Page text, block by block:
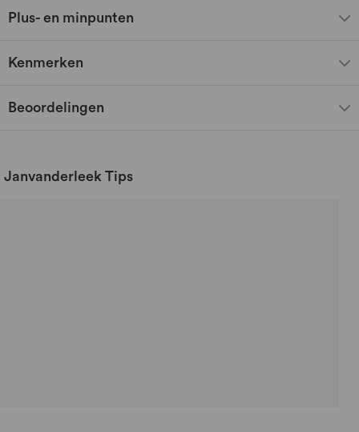
Plus- en minpunten
Kenmerken
Beoordelingen
Janvanderleek Tips